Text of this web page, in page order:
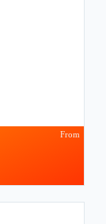
From